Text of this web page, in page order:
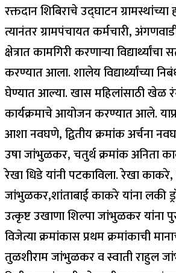
रक्तदान शिबिराचे उद्‍घाटन
त्यानंतर ग्रामपंचायत कर्मचारी,
क्षेत्रात कामगिरी करणाऱ्या
करण्यात आला. शालेय विद्यार्थ्यांच्या
घेण्यात आल्या. खास महिलांसाठी खेळ
कार्यक्रमाचे आयोजन करण्यात आले.
आशा नवघणे, द्वितीय क्रमांक अर्चना
उषा जांभुळकर, चतुर्थ क्रमांक अनिता
रेखा धिडे यांनी पटकाविला. रेखा काकरे,
जांभुळकर,शांताबाई काकरे यांना लकी
उत्कृष्ट उखाणा शिल्पा जांभुळकर यांना
विजेत्या क्रमांकास प्रथम क्रमांकाची
तुळशीराम जांभुळकर व स्वाती राहुल